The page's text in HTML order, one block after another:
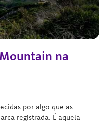
na
por algo que as
registrada. É aquela